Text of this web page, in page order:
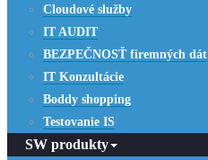
Cloudové služby
IT AUDIT
BEZPEČNOSŤ firemných dát
IT Konzultácie
Boddy shopping
Testovanie IS
SW produkty